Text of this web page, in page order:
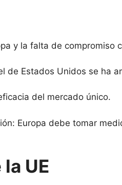
y la falta de compromiso
de Estados Unidos se ha
del mercado único.
Europa debe tomar
UE